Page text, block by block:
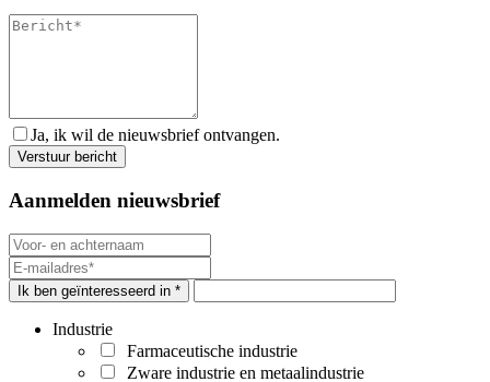
Ja, ik wil de nieuwsbrief ontvangen.
Aanmelden nieuwsbrief
Ik ben geïnteresseerd in *
Industrie
Farmaceutische industrie
Zware industrie en metaalindustrie